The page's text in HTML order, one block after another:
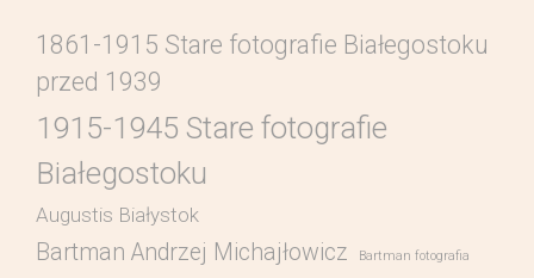
1861-1915 Stare fotografie Białegostoku
przed 1939
1915-1945 Stare fotografie
Białegostoku
Augustis Białystok
Bartman Andrzej Michajłowicz Bartman fotografia